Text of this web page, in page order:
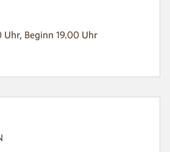
Uhr, Beginn 19.00 Uhr